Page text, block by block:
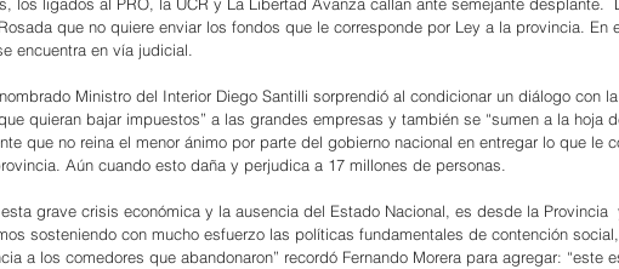
los ligados al PRO, la UCR y La Libertad Avanza callan ante semejante desplante.
que no quiere enviar los fondos que le corresponde por Ley a la provincia. En
encuentra en vía judicial.
Ministro del Interior Diego Santilli sorprendió al condicionar un diálogo con
quieran bajar impuestos” a las grandes empresas y también se “sumen a la hoja
que no reina el menor ánimo por parte del gobierno nacional en entregar lo que le
Aún cuando esto daña y perjudica a 17 millones de personas.
esta grave crisis económica y la ausencia del Estado Nacional, es desde la Provincia
sosteniendo con mucho esfuerzo las políticas fundamentales de contención
a los comedores que abandonaron” recordó Fernando Morera para agregar: “este